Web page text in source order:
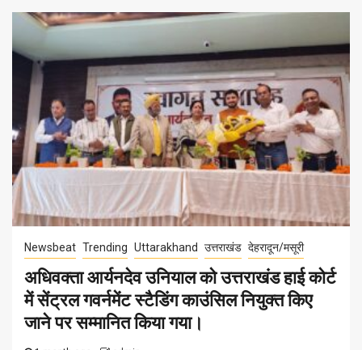
Newsbeat Trending Uttarakhand उत्तराखंड देहरादून/मसूरी
अधिवक्ता आर्यनदेव उनियाल को उत्तराखंड हाई कोर्ट
में सेंट्रल गवर्नमेंट स्टैडिंग काउंसिल नियुक्त किए
जाने पर सम्मानित किया गया।